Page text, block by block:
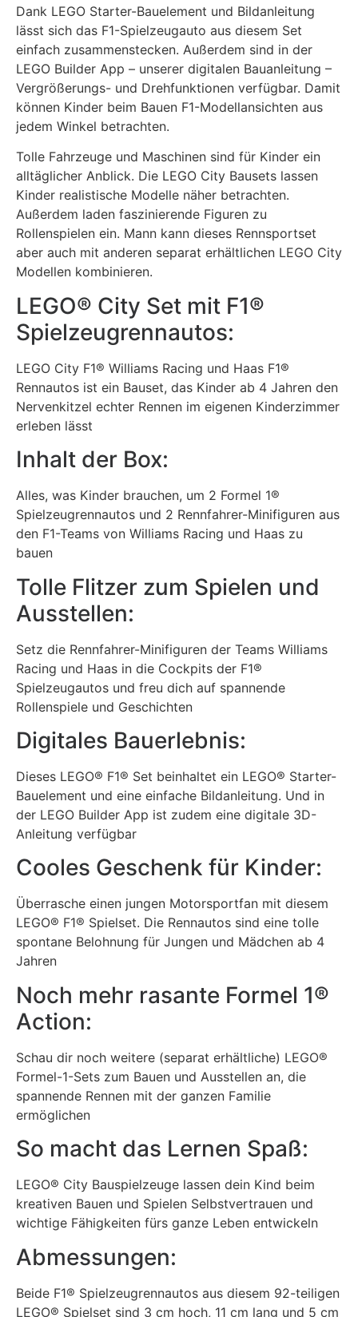
Dank LEGO Starter-Bauelement und Bildanleitung
lässt sich das F1-Spielzeugauto aus diesem Set
einfach zusammenstecken. Außerdem sind in der
LEGO Builder App – unserer digitalen Bauanleitung –
Vergrößerungs- und Drehfunktionen verfügbar. Damit
können Kinder beim Bauen F1-Modellansichten aus
jedem Winkel betrachten.
Tolle Fahrzeuge und Maschinen sind für Kinder ein
alltäglicher Anblick. Die LEGO City Bausets lassen
Kinder realistische Modelle näher betrachten.
Außerdem laden faszinierende Figuren zu
Rollenspielen ein. Mann kann dieses Rennsportset
aber auch mit anderen separat erhältlichen LEGO City
Modellen kombinieren.
LEGO® City Set mit F1®
Spielzeugrennautos:
LEGO City F1® Williams Racing und Haas F1®
Rennautos ist ein Bauset, das Kinder ab 4 Jahren den
Nervenkitzel echter Rennen im eigenen Kinderzimmer
erleben lässt
Inhalt der Box:
Alles, was Kinder brauchen, um 2 Formel 1®
Spielzeugrennautos und 2 Rennfahrer-Minifiguren aus
den F1-Teams von Williams Racing und Haas zu
bauen
Tolle Flitzer zum Spielen und
Ausstellen:
Setz die Rennfahrer-Minifiguren der Teams Williams
Racing und Haas in die Cockpits der F1®
Spielzeugautos und freu dich auf spannende
Rollenspiele und Geschichten
Digitales Bauerlebnis:
Dieses LEGO® F1® Set beinhaltet ein LEGO® Starter-
Bauelement und eine einfache Bildanleitung. Und in
der LEGO Builder App ist zudem eine digitale 3D-
Anleitung verfügbar
Cooles Geschenk für Kinder:
Überrasche einen jungen Motorsportfan mit diesem
LEGO® F1® Spielset. Die Rennautos sind eine tolle
spontane Belohnung für Jungen und Mädchen ab 4
Jahren
Noch mehr rasante Formel 1®
Action:
Schau dir noch weitere (separat erhältliche) LEGO®
Formel-1-Sets zum Bauen und Ausstellen an, die
spannende Rennen mit der ganzen Familie
ermöglichen
So macht das Lernen Spaß:
LEGO® City Bauspielzeuge lassen dein Kind beim
kreativen Bauen und Spielen Selbstvertrauen und
wichtige Fähigkeiten fürs ganze Leben entwickeln
Abmessungen:
Beide F1® Spielzeugrennautos aus diesem 92-teiligen
LEGO® Spielset sind 3 cm hoch, 11 cm lang und 5 cm